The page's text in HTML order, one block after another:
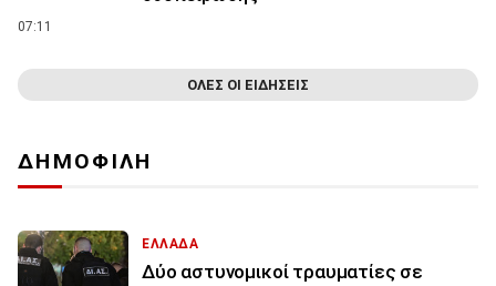
07:11
ΟΛΕΣ ΟΙ ΕΙΔΗΣΕΙΣ
ΔΗΜΟΦΙΛΗ
ΕΛΛΑΔΑ
Δύο αστυνομικοί τραυματίες σε